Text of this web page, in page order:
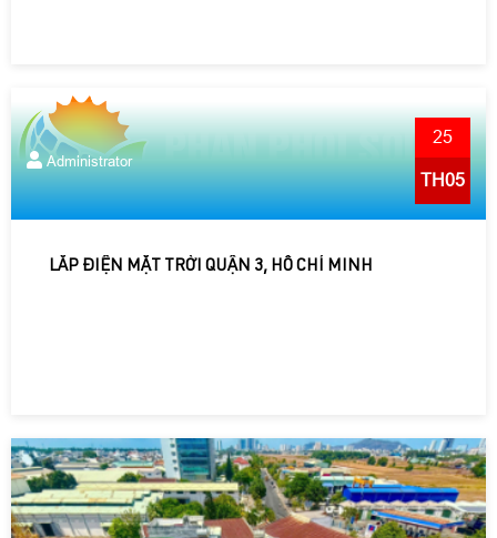
Administrator
25
TH05
LẮP ĐIỆN MẶT TRỜI QUẬN 3, HỒ CHÍ MINH